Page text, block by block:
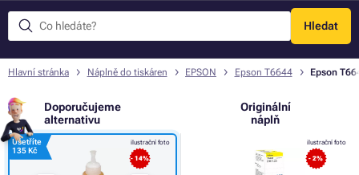
Hledat
Menu
Hlavní stránka Náplně do tiskáren EPSON Epson T6644 Epson
Doporučujeme
alternativu
Originální
náplň
ilustrační foto
- 2%
ilustrační foto
- 14%
Ušetříte
135 Kč